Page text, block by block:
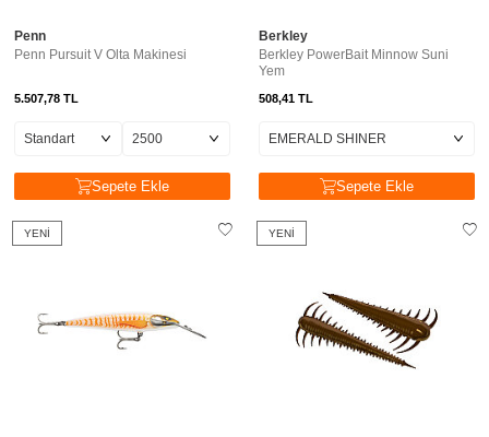
Penn
Penn Pursuit V Olta Makinesi
5.507,78 TL
Sepete Ekle
Berkley
Berkley PowerBait Minnow Suni
Yem
508,41 TL
Sepete Ekle
YENI YENI